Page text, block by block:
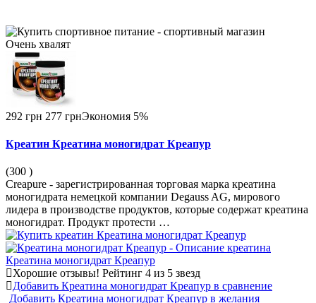
Очень хвалят
292 грн 277 грнЭкономия 5%
Креатин Креатина моногидрат Креапур
(300 )
Creapure - зарегистрированная торговая марка креатина
моногидрата немецкой компании Degauss AG, мирового
лидера в производстве продуктов, которые содержат креатина
моногидрат. Продукт протести …
Хорошие отзывы! Рейтинг 4 из 5 звезд
Добавить Креатина моногидрат Креапур в сравнение
Добавить Креатина моногидрат Креапур в желания